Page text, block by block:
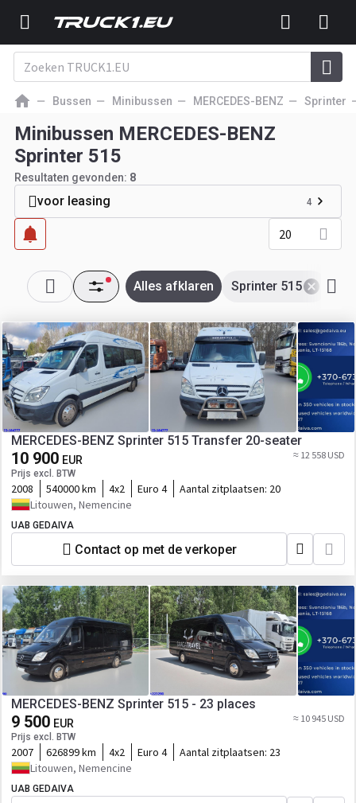
Bussen Minibussen MERCEDES-BENZ Sprinter
Minibussen MERCEDES-BENZ
Sprinter 515
Resultaten gevonden: 8
voor leasing 4
20
Sprinter 515
Alles afklaren
MERCEDES-BENZ Sprinter 515 Transfer 20-seater
10 900 EUR
Prijs excl. BTW
≈ 12 558 USD
2008 540000 km 4x2 Euro 4 Aantal zitplaatsen: 20
Litouwen, Nemencine
UAB GEDAIVA
Contact op met de verkoper
MERCEDES-BENZ Sprinter 515 - 23 places
9 500 EUR
Prijs excl. BTW
≈ 10 945 USD
2007 626899 km 4x2 Euro 4 Aantal zitplaatsen: 23
Litouwen, Nemencine
UAB GEDAIVA